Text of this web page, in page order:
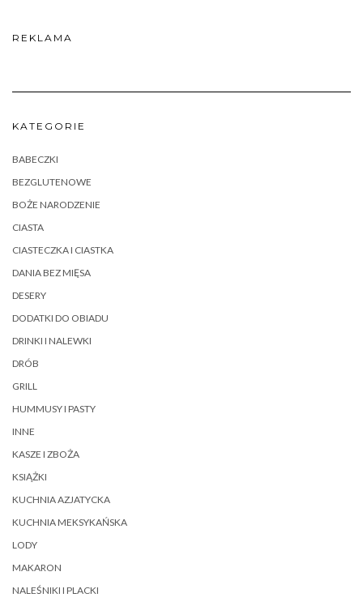
REKLAMA
KATEGORIE
BABECZKI
BEZGLUTENOWE
BOŻE NARODZENIE
CIASTA
CIASTECZKA I CIASTKA
DANIA BEZ MIĘSA
DESERY
DODATKI DO OBIADU
DRINKI I NALEWKI
DRÓB
GRILL
HUMMUSY I PASTY
INNE
KASZE I ZBOŻA
KSIĄŻKI
KUCHNIA AZJATYCKA
KUCHNIA MEKSYKAŃSKA
LODY
MAKARON
NALEŚNIKI I PLACKI